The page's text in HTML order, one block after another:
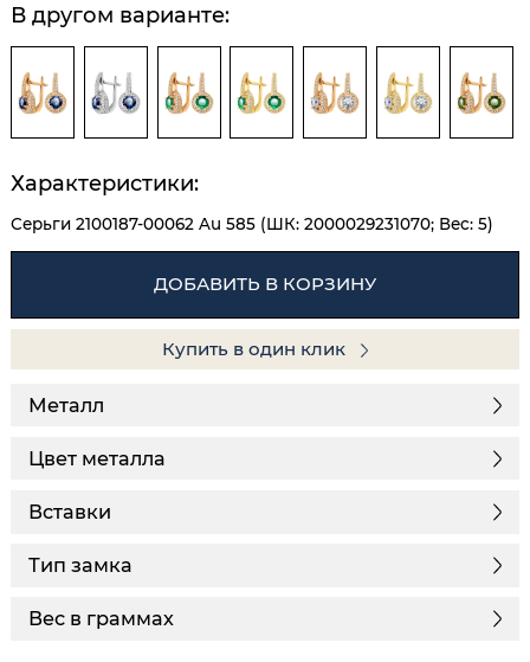
В другом варианте:
Характеристики:
Серьги 2100187-00062 Au 585 (ШК: 2000029231070; Вес: 5)
ДОБАВИТЬ В КОРЗИНУ
Купить в один клик
Металл
Цвет металла
Вставки
Тип замка
Вес в граммах